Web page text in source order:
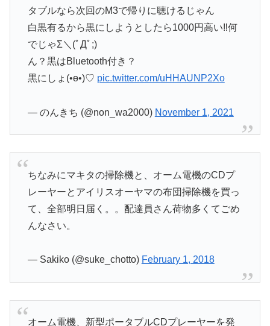
タブルなら次回のM3で帰りに聴けるじゃん
白黒有るから黒にしようとしたら1000円高い‼️何
でじゃΣ＼(ﾟДﾟ;)
ん？黒はBluetooth付き？
黒にしょ(•ө•)♡ pic.twitter.com/uHHAUNP2Xo
— のんきち (@non_wa2000) November 1, 2021
ちなみにマキタの掃除機と、オーム電機のCDプ
レーヤーとアイリスオーヤマの布団掃除機を買っ
て、全部明日届く。。配達員さん荷物多くてごめ
んなさい。
— Sakiko (@suke_chotto) February 1, 2018
オーム電機、新型ポータブルCDプレーヤーを発